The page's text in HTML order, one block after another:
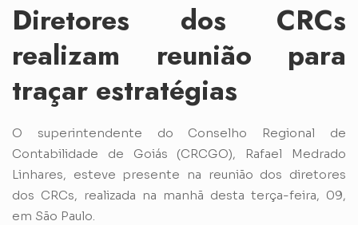
Diretores dos CRCs
realizam reunião para
traçar estratégias
O superintendente do Conselho Regional de
Contabilidade de Goiás (CRCGO), Rafael Medrado
Linhares, esteve presente na reunião dos diretores
dos CRCs, realizada na manhã desta terça-feira, 09,
em São Paulo.